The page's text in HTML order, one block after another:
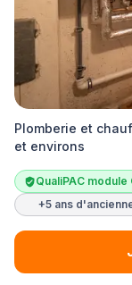
Plomberie et
et environs
QualiPAC module
+5 ans